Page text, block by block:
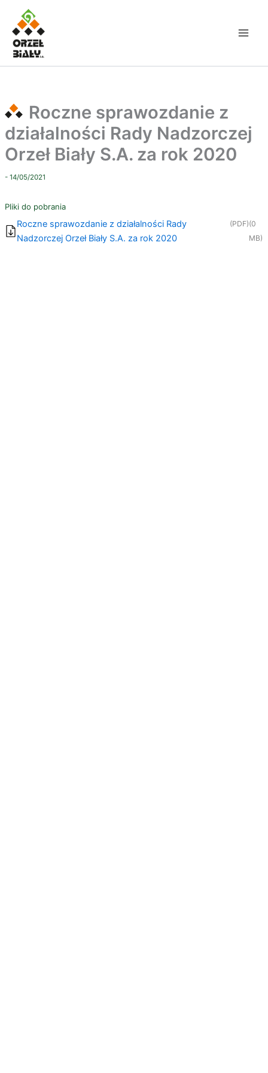
Przejdź
treści
Roczne sprawozdanie z
działalności Rady Nadzorczej
Orzeł Biały S.A. za rok 2020
- 14/05/2021
Pliki do pobrania
Roczne sprawozdanie z działalności Rady
Nadzorczej Orzeł Biały S.A. za rok 2020
(PDF)(0
MB)